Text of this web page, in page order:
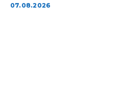
07.08.2026